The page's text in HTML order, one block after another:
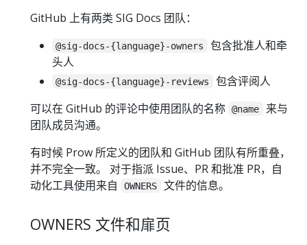
GitHub 上有两类 SIG Docs 团队：
@sig-docs-{language}-owners
包含批准人和牵
头人
@sig-docs-{language}-reviews
包含评阅人
可以在 GitHub 的评论中使用团队的名称 @name
来与
团队成员沟通。
有时候 Prow 所定义的团队和 GitHub 团队有所重叠，
并不完全一致。 对于指派 Issue、PR 和批准 PR，自
动化工具使用来自
OWNERS 文件的信息。
OWNERS 文件和扉页